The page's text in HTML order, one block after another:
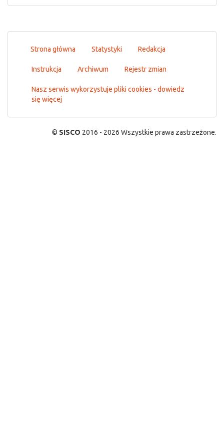
Strona główna Statystyki Redakcja
Instrukcja Archiwum Rejestr zmian
Nasz serwis wykorzystuje pliki cookies - dowiedz
się więcej
© SISCO 2016 - 2026 Wszystkie prawa zastrzeżone.